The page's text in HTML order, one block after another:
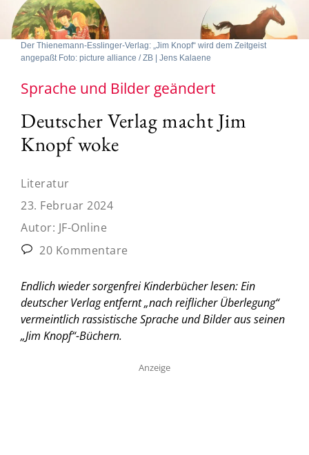
Der Thienemann-Esslinger-Verlag: „Jim Knopf“ wird dem Zeitgeist
angepaßt Foto: picture alliance / ZB | Jens Kalaene
Sprache und Bilder geändert
Deutscher Verlag macht Jim
Knopf woke
Literatur
23. Februar 2024
Autor: JF-Online
20 Kommentare
Endlich wieder sorgenfrei Kinderbücher lesen: Ein
deutscher Verlag entfernt „nach reiflicher Überlegung“
vermeintlich rassistische Sprache und Bilder aus seinen
„Jim Knopf“-Büchern.
Anzeige